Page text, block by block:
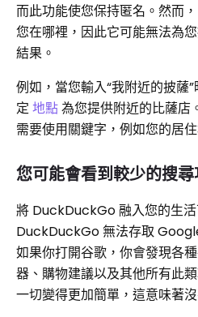
而此功能使您保持匿名。然而
您在哪裡，因此它可能無法為
結果。
例如，當您輸入“我附近的披
定地點為您提供附近的比薩店
需要使用關鍵字，例如您的居
您可能會看到較少的搜
將 DuckDuckGo 融入您的生
DuckDuckGo 無法存取
如果你打開谷歌，你會發現各
器、購物建議以及其他所有此
一切變得更加簡單，這意味著